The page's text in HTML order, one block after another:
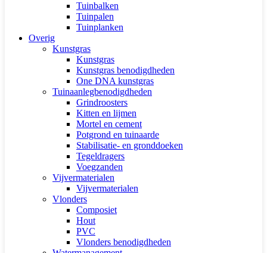
Tuinbalken
Tuinpalen
Tuinplanken
Overig
Kunstgras
Kunstgras
Kunstgras benodigdheden
One DNA kunstgras
Tuinaanlegbenodigdheden
Grindroosters
Kitten en lijmen
Mortel en cement
Potgrond en tuinaarde
Stabilisatie- en gronddoeken
Tegeldragers
Voegzanden
Vijvermaterialen
Vijvermaterialen
Vlonders
Composiet
Hout
PVC
Vlonders benodigdheden